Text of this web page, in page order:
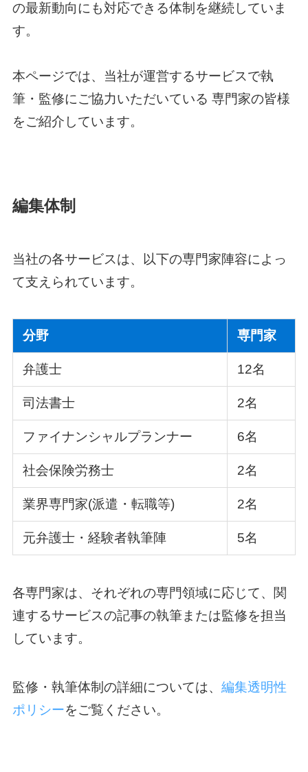
の最新動向にも対応できる体制を継続していま
す。
本ページでは、当社が運営するサービスで執
筆・監修にご協力いただいている 専門家の皆様
をご紹介しています。
編集体制
当社の各サービスは、以下の専門家陣容によっ
て支えられています。
分野 専門家
弁護士 12名
司法書士 2名
ファイナンシャルプランナー 6名
社会保険労務士 2名
業界専門家(派遣・転職等) 2名
元弁護士・経験者執筆陣 5名
各専門家は、それぞれの専門領域に応じて、関
連するサービスの記事の執筆または監修を担当
しています。
監修・執筆体制の詳細については、 編集透明性
ポリシーをご覧ください。